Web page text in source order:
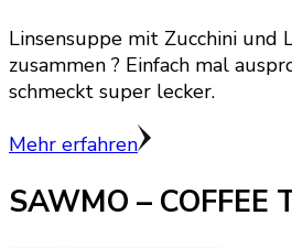
Linsensuppe mit Zucchini und
zusammen ? Einfach mal
schmeckt super lecker.
Mehr erfahren
SAWMO – COFFEE